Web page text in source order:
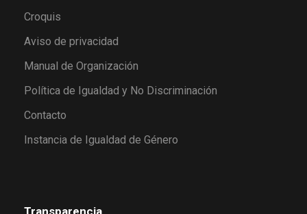
Croquis
Aviso de privacidad
Manual de Organización
Política de Igualdad y No Discriminación
Contacto
Instancia de Igualdad de Género